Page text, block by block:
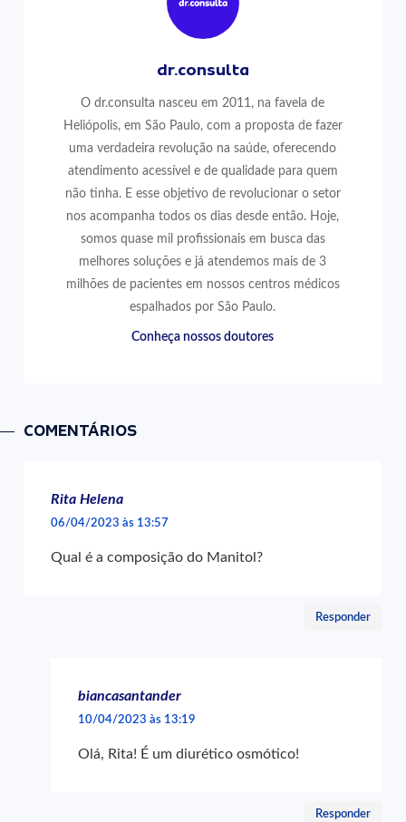
dr.consulta
O dr.consulta nasceu em 2011, na favela de
Heliópolis, em São Paulo, com a proposta de fazer
uma verdadeira revolução na saúde, oferecendo
atendimento acessível e de qualidade para quem
não tinha. E esse objetivo de revolucionar o setor
nos acompanha todos os dias desde então. Hoje,
somos quase mil profissionais em busca das
melhores soluções e já atendemos mais de 3
milhões de pacientes em nossos centros médicos
espalhados por São Paulo.
Conheça nossos doutores
COMENTÁRIOS
Rita Helena
06/04/2023 às 13:57
Qual é a composição do Manitol?
Responder
biancasantander
10/04/2023 às 13:19
Olá, Rita! É um diurético osmótico!
Responder